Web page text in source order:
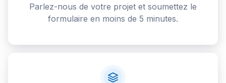
Parlez-nous de votre projet et soumettez le
formulaire en moins de 5 minutes.